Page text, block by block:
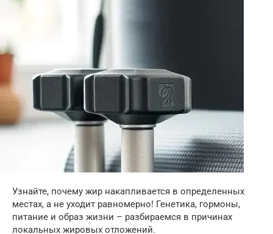
Узнайте, почему жир накапливается в определенных
местах, а не уходит равномерно! Генетика, гормоны,
питание и образ жизни – разбираемся в причинах
локальных жировых отложений.